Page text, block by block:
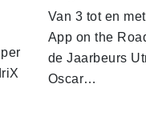
Van 3 tot en
App on the
de Jaarbeurs
Oscar…